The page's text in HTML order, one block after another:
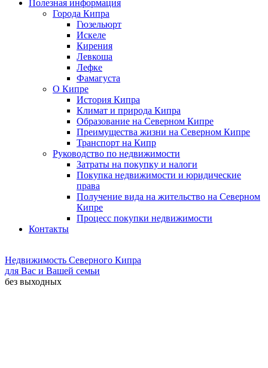
Полезная информация
Города Кипра
Гюзельюрт
Искеле
Кирения
Левкоша
Лефке
Фамагуста
О Кипре
История Кипра
Климат и природа Кипра
Образование на Северном Кипре
Преимущества жизни на Северном Кипре
Транспорт на Кипр
Руководство по недвижимости
Затраты на покупку и налоги
Покупка недвижимости и юридические
права
Получение вида на жительство на Северном
Кипре
Процесс покупки недвижимости
Контакты
Недвижимость Северного Кипра
для Вас и Вашей семьи
без выходных